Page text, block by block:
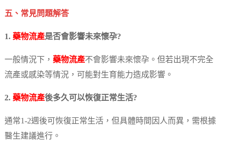
五、常見問題解答
1. 藥物流產是否會影響未來懷孕?
一般情況下， 藥物流產不會影響未來懷孕。但若出現不完全
流產或感染等情況，可能對生育能力造成影響。
2. 藥物流產後多久可以恢復正常生活?
通常1-2週後可恢復正常生活，但具體時間因人而異，需根據
醫生建議進行。